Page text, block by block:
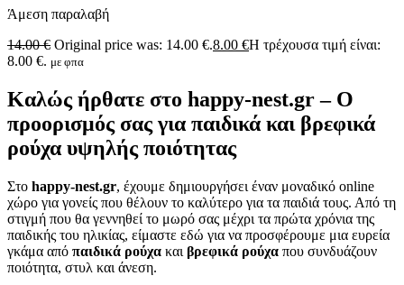
Άμεση παραλαβή
14.00€ Original price was: 14.00 €.8.00 €Η τρέχουσα τιμή είναι:
8.00 €. με φπα
Καλώς ήρθατε στο happy-nest.gr – Ο
προορισμός σας για παιδικά και βρεφικά
ρούχα υψηλής ποιότητας
Στο happy-nest.gr, έχουμε δημιουργήσει έναν μοναδικό online
χώρο για γονείς που θέλουν το καλύτερο για τα παιδιά τους. Από τη
στιγμή που θα γεννηθεί το μωρό σας μέχρι τα πρώτα χρόνια της
παιδικής του ηλικίας, είμαστε εδώ για να προσφέρουμε μια ευρεία
γκάμα από παιδικά ρούχα και βρεφικά ρούχα που συνδυάζουν
ποιότητα, στυλ και άνεση.